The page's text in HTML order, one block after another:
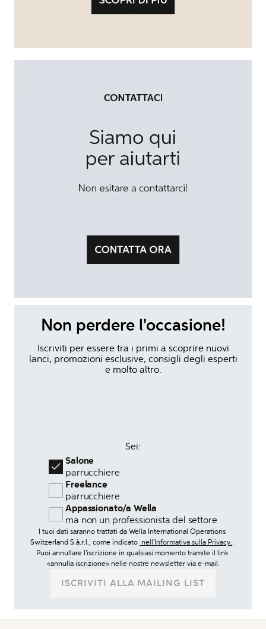
Non perdere l'occasione!
Iscriviti per essere tra i primi a scoprire nuovi
lanci, promozioni esclusive, consigli degli esperti
e molto altro.
Sei:
Salone
parrucchiere
Freelance
parrucchiere
Appassionato/a Wella
ma non un professionista del settore
I tuoi dati saranno trattati da Wella International Operations
Switzerland S.à.r.l., come indicato nell'Informativa sulla Privacy..
Puoi annullare l'iscrizione in qualsiasi momento tramite il link
«annulla iscrizione» nelle nostre newsletter via e-mail.
ISCRIVITI ALLA MAILING LIST